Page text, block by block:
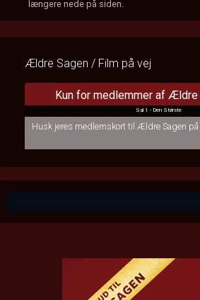
længere nede på siden.
Ældre Sagen / Film på vej
Sal 1 - Den Største
Kun for medlemmer af Ældre
Husk jeres medlemskort til Ældre Sagen på